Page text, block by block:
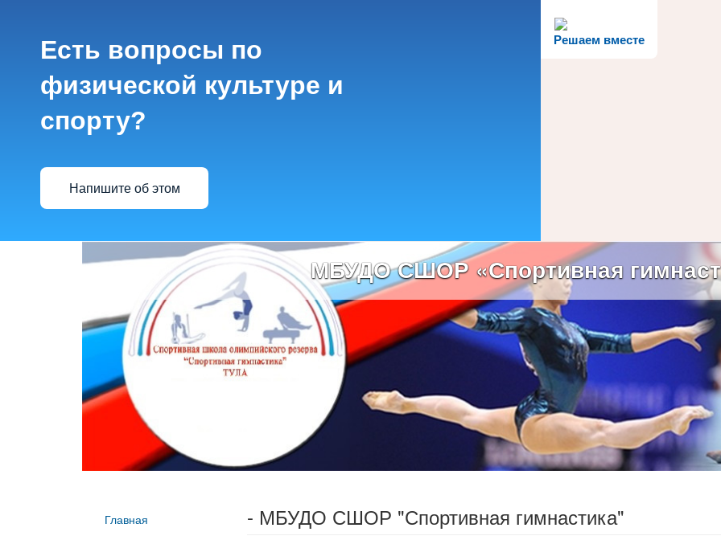
Решаем вместе
Есть вопросы по
физической культуре и
спорту?
Напишите об этом
МБУДО СШОР «Спортивная
Главная
- МБУДО СШОР "Спортивная гимнастика"